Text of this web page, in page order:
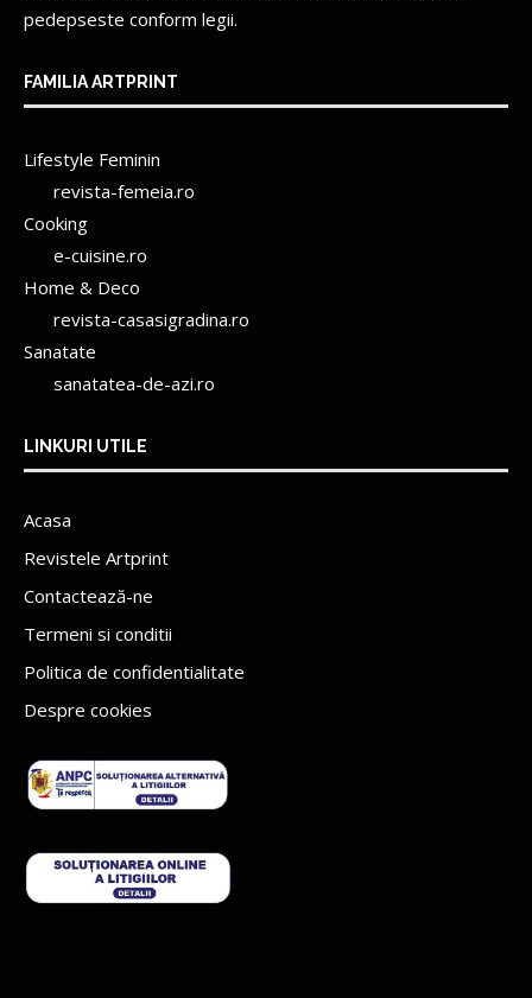
pedepseste conform legii.
FAMILIA ARTPRINT
Lifestyle Feminin
revista-femeia.ro
Cooking
e-cuisine.ro
Home & Deco
revista-casasigradina.ro
Sanatate
sanatatea-de-azi.ro
LINKURI UTILE
Acasa
Revistele Artprint
Contactează-ne
Termeni si conditii
Politica de confidentialitate
Despre cookies